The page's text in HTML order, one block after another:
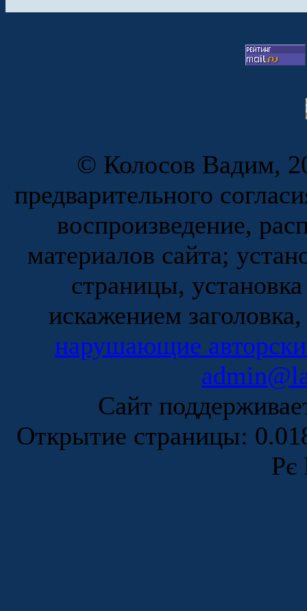
© Колосов Вадим,
предварительного
воспроизведение,
материалов сайта;
страницы,
искажением
нарушающие
Сайт
Открытие страницы:
Рє